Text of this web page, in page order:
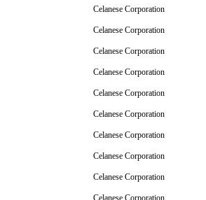
Celanese Corporation
Celanese Corporation
Celanese Corporation
Celanese Corporation
Celanese Corporation
Celanese Corporation
Celanese Corporation
Celanese Corporation
Celanese Corporation